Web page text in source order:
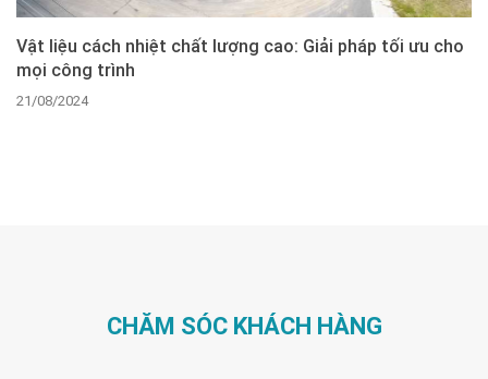
Vật liệu cách nhiệt chất lượng cao: Giải pháp tối ưu cho
mọi công trình
21/08/2024
CHĂM SÓC KHÁCH HÀNG